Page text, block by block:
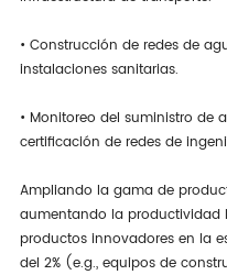
• Construcción de redes de
instalaciones sanitarias.
• Monitoreo del suministro de
certificación de redes de
Ampliando la gama de
aumentando la productividad
productos innovadores en la
del 2% (e.g., equipos de